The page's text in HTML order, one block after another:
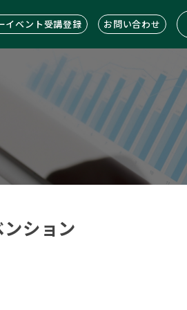
イベント受講登録 お問い合わせ
ション